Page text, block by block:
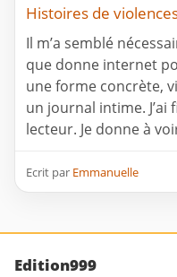
Histoires de
Il m’a semblé
que donne internet
une forme concrète,
un journal intime.
lecteur. Je donne à
Ecrit par Emmanuelle
Edition999